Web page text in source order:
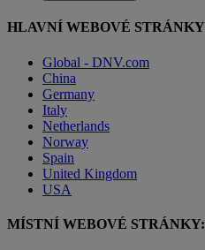
HLAVNÍ WEBOVÉ STRÁNKY
Global - DNV.com
China
Germany
Italy
Netherlands
Norway
Spain
United Kingdom
USA
MÍSTNÍ WEBOVÉ STRÁNKY: